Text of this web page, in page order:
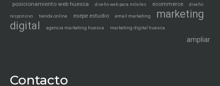
posicionamiento web huesca
diseño web para móviles ecommerce diseño
responsivo tienda online esepe estudio email marketing
marketing
digital
agencia marketing huesca marketing digital huesca
ampliar
Contacto